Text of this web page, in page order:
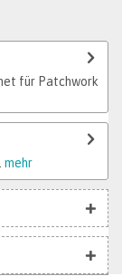
für Patchwork
mehr